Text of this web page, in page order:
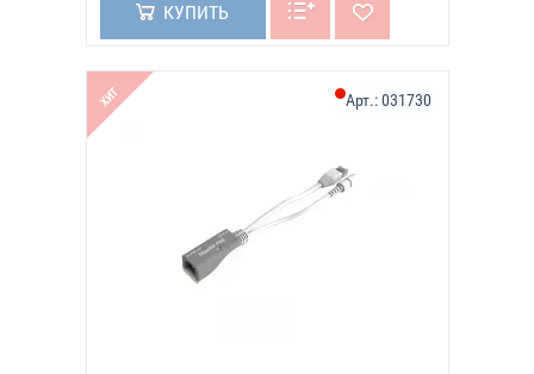
КУПИТЬ
ХИТ Арт.:031730